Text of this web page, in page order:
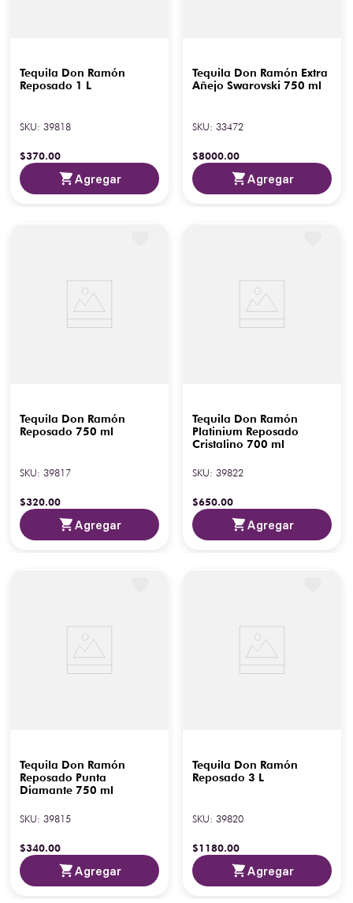
Tequila Don Ramón
Reposado 1 L
SKU: 39818
$370.00
Agregar
Tequila Don Ramón Extra
Añejo Swarovski 750 ml
SKU: 33472
$8000.00
Agregar
Tequila Don Ramón
Reposado 750 ml
SKU: 39817
$320.00
Agregar
Tequila Don Ramón
Platinium Reposado
Cristalino 700 ml
SKU: 39822
$650.00
Agregar
Tequila Don Ramón
Reposado Punta
Diamante 750 ml
SKU: 39815
$340.00
Agregar
Tequila Don Ramón
Reposado 3 L
SKU: 39820
$1180.00
Agregar